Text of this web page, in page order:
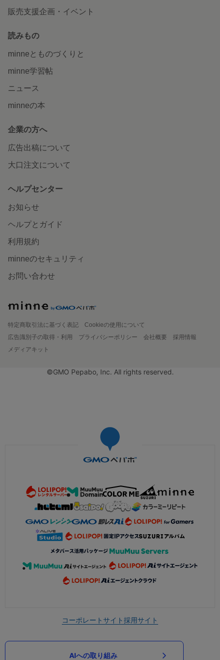
販売支援企画・イベント
読みもの
minneとものづくりと
minne学習帖
ニュース
minneの本
企業の方へ
広告出稿について
大口注文について
ヘルプセンター
お知らせ
ヘルプとガイド
利用規約
minneのセキュリティ
お問い合わせ
特定商取引法に基づく表記
Cookieの使用について
広告識別子の取得・利用
プライバシーポリシー 会社概要
採用情報
メディアキット
©GMO Pepabo, Inc. All rights reserved.
コーポレートサイト採用サイト
AIへの取り組み